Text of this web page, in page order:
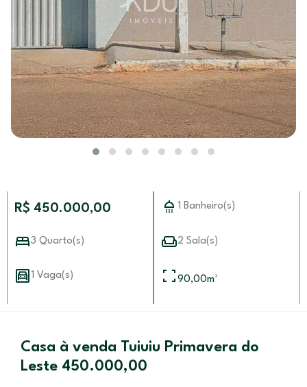
R$ 450.000,00 1 Banheiro(s)
3 Quarto(s) 2 Sala(s)
1 Vaga(s) 90,00m²
Casa à venda Tuiuiu Primavera do
Leste 450.000,00